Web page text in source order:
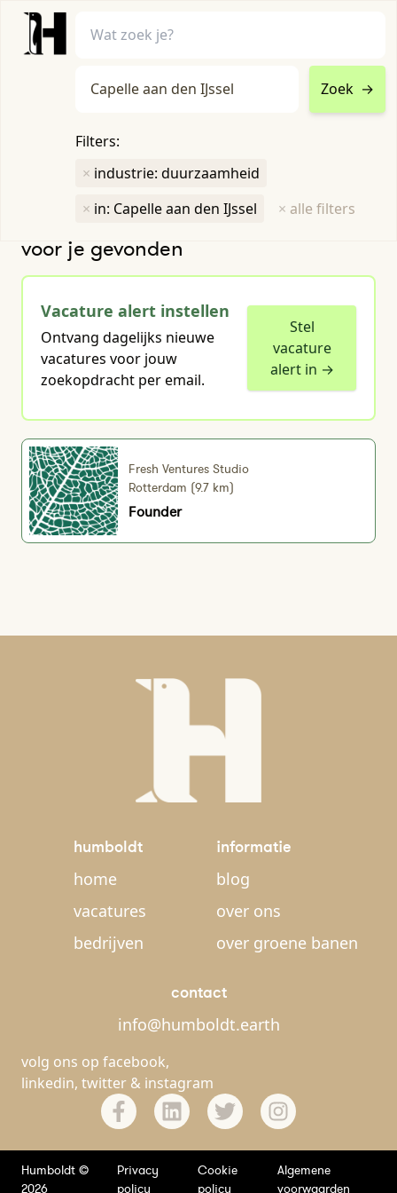
Zoek →
Filters:
× industrie: duurzaamheid
× in: Capelle aan den IJssel × alle filters
Humboldt heeft1groene vacature
voor je gevonden
Vacature alert instellen
Ontvang dagelijks nieuwe
vacatures voor jouw
zoekopdracht per email.
Stel
vacature
alert in →
Fresh Ventures Studio
Rotterdam (9.7 km)
Founder
humboldt
home
vacatures
bedrijven
informatie
blog
over ons
over groene banen
contact
info@humboldt.earth
volg ons op facebook,
linkedin, twitter & instagram
Humboldt ©
2026
Privacy
policy
Cookie
policy
Algemene
voorwaarden